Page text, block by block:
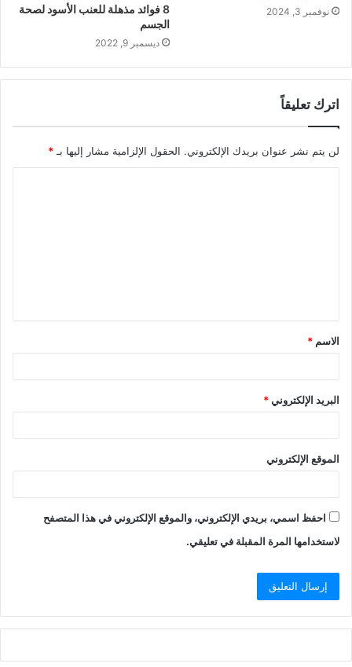
نوفمبر 3, 2024
8 فوائد مذهلة للعنب الأسود لصحة
الجسم
ديسمبر 9, 2022
اترك تعليقاً
لن يتم نشر عنوان بريدك الإلكتروني. الحقول الإلزامية مشار إليها بـ *
ق
*
الاسم *
البريد الإلكتروني*
الموقع الإلكتروني
احفظ اسمي، بريدي الإلكتروني، والموقع الإلكتروني في هذا المتصفح
لاستخدامها المرة المقبلة في تعليقي.